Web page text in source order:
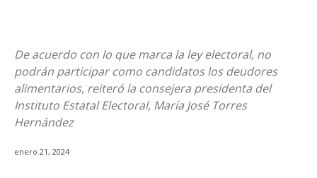
De acuerdo con lo que marca la ley electoral, no
podrán participar como candidatos los deudores
alimentarios, reiteró la consejera presidenta del
Instituto Estatal Electoral, María José Torres
Hernández
enero 21, 2024